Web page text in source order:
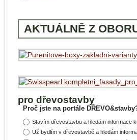
AKTUÁLNĚ Z
pro dřevostavby
Proč jste na portále
Stavím dřevostavbu a hledám informace
Už bydlím v dřevostavbě a hledám